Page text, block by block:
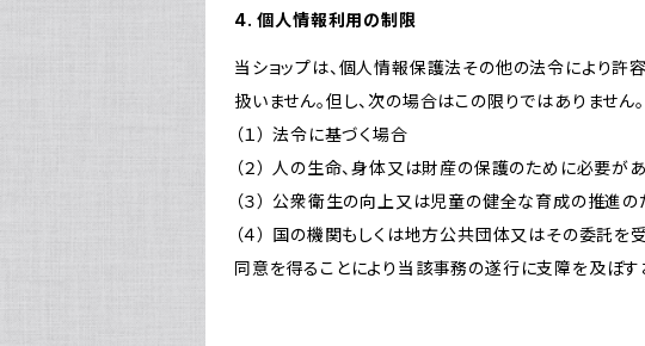
4. 個人情報利用の制限
当ショップは、個人情報保護法その他の法令により
扱いません。但し、次の場合はこの限りではありません。
（１） 法令に基づく場合
（２） 人の生命、身体又は財産の保護のために必要
（３） 公衆衛生の向上又は児童の健全な育成の推進
（４） 国の機関もしくは地方公共団体又はその委託
同意を得ることにより当該事務の遂行に支障を及ぼす